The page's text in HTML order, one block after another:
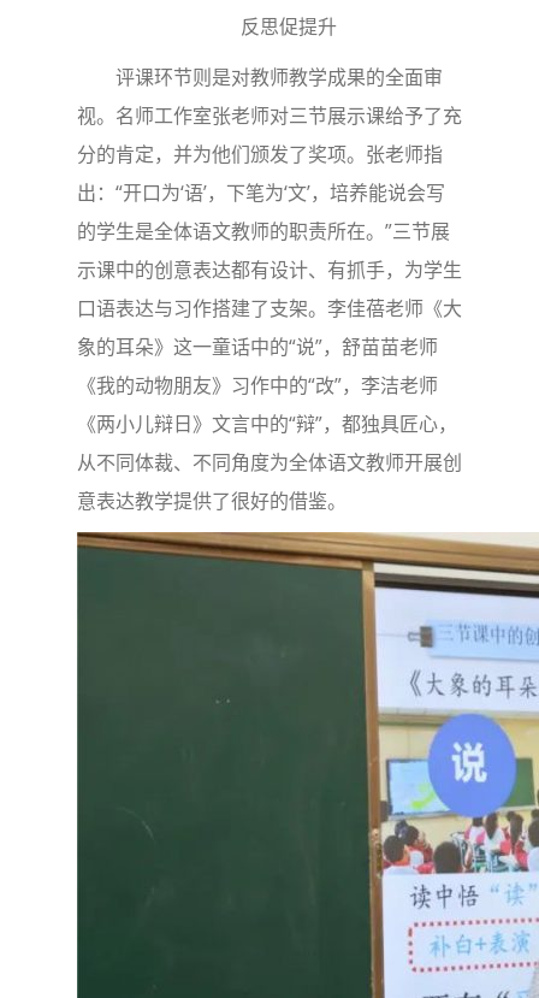
反思促提升
评课环节则是对教师教学成果的全面审
视。名师工作室张老师对三节展示课给予了充
分的肯定，并为他们颁发了奖项。张老师指
出：“开口为‘语’，下笔为‘文’，培养能说会写
的学生是全体语文教师的职责所在。”三节展
示课中的创意表达都有设计、有抓手，为学生
口语表达与习作搭建了支架。李佳蓓老师《大
象的耳朵》这一童话中的“说”，舒苗苗老师
《我的动物朋友》习作中的“改”，李洁老师
《两小儿辩日》文言中的“辩”，都独具匠心，
从不同体裁、不同角度为全体语文教师开展创
意表达教学提供了很好的借鉴。